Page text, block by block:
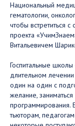
Национальный
гематологии,
чтобы встретиться
проекта
Витальевичем
Госпитальные
длительном
один на один с
желание,
программирования.
тьюторам,